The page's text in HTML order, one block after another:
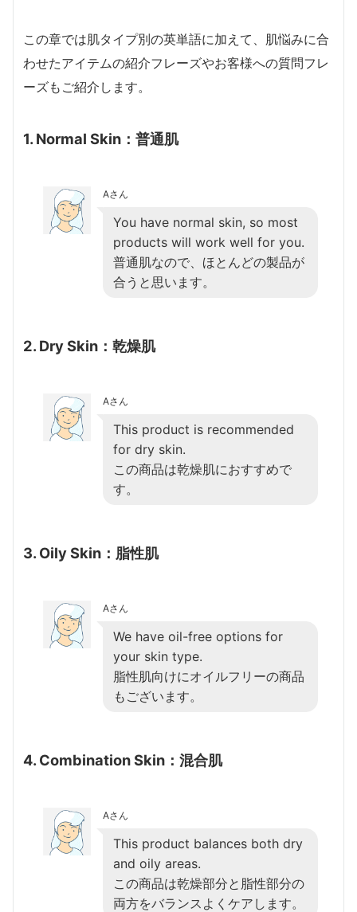
この章では肌タイプ別の英単語に加えて、肌悩みに合
わせたアイテムの紹介フレーズやお客様への質問フレ
ーズもご紹介します。
1. Normal Skin：普通肌
Aさん
You have normal skin, so most
products will work well for you.
普通肌なので、ほとんどの製品が
合うと思います。
2. Dry Skin：乾燥肌
Aさん
This product is recommended
for dry skin.
この商品は乾燥肌におすすめで
す。
3. Oily Skin：脂性肌
Aさん
We have oil-free options for
your skin type.
脂性肌向けにオイルフリーの商品
もございます。
4. Combination Skin：混合肌
Aさん
This product balances both dry
and oily areas.
この商品は乾燥部分と脂性部分の
両方をバランスよくケアします。